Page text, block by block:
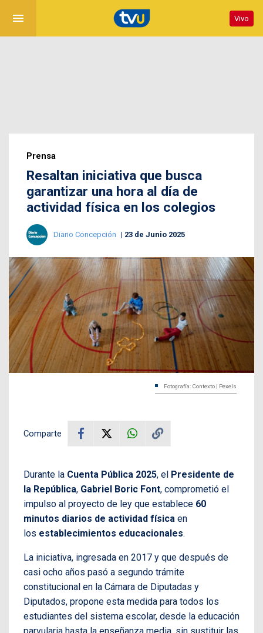
menu Vivo
Prensa
Resaltan iniciativa que busca
garantizar una hora al día de
actividad física en los colegios
Diario Concepción 23 de Junio 2025
Fotografía: Contexto | Pexels
Comparte
Durante la Cuenta Pública 2025, el Presidente de
la República, Gabriel Boric Font, comprometió el
impulso al proyecto de ley que establece 60
minutos diarios de actividad física en
los establecimientos educacionales.
La iniciativa, ingresada en 2017 y que después de
casi ocho años pasó a segundo trámite
constitucional en la Cámara de Diputadas y
Diputados, propone esta medida para todos los
estudiantes del sistema escolar, desde la educación